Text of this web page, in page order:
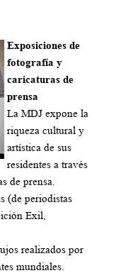
Exposiciones de
fotografía y
caricaturas de
prensa
La MDJ expone la
riqueza cultural y
artística de sus
residentes a través
de prensa.
(de periodistas
Exil,
realizados por
mundiales.